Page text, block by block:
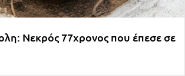
Νεκρός 77χρονος που έπεσε σε